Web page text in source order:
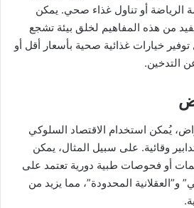
الرياضة أو تناول غذاء صحي. يمكن
من هذه المفاهيم لخلق بيئة تشجع
خيارات غذائية صحية بأسعار أقل أو
التدخين.
يُمكن استخدام الاقتصاد السلوكي
وقائية. على سبيل المثال، يمكن
أو فحوصات طبية دورية تعتمد على
و”العقلانية المحدودة”، مما يزيد من